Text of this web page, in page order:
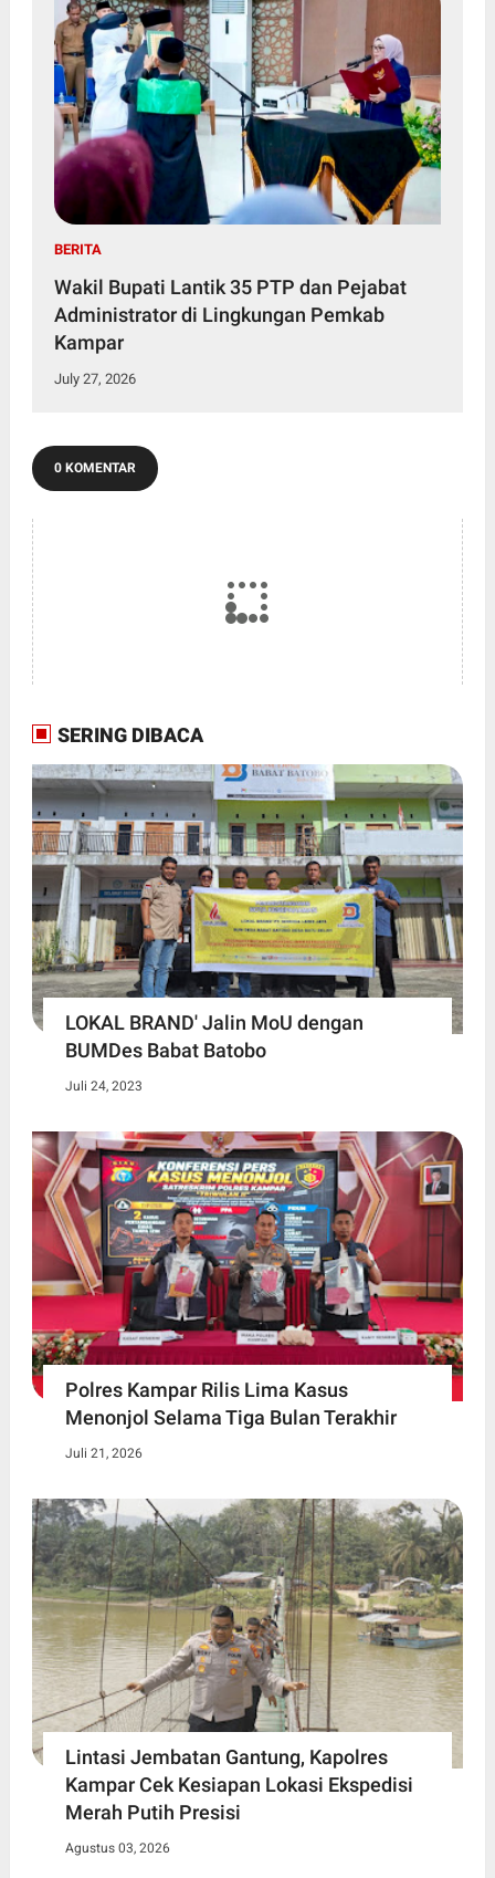
BERITA
Wakil Bupati Lantik 35 PTP dan Pejabat
Administrator di Lingkungan Pemkab
Kampar
July 27, 2026
0 KOMENTAR
SERING DIBACA
LOKAL BRAND' Jalin MoU dengan
BUMDes Babat Batobo
Juli 24, 2023
Polres Kampar Rilis Lima Kasus
Menonjol Selama Tiga Bulan Terakhir
Juli 21, 2026
Lintasi Jembatan Gantung, Kapolres
Kampar Cek Kesiapan Lokasi Ekspedisi
Merah Putih Presisi
Agustus 03, 2026